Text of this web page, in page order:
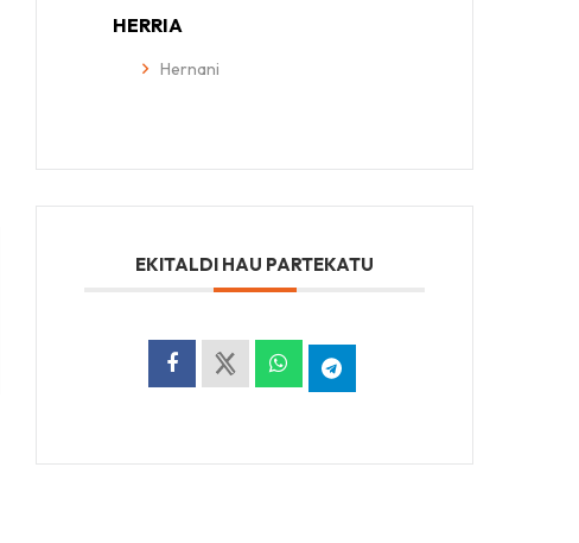
HERRIA
Hernani
EKITALDI HAU PARTEKATU